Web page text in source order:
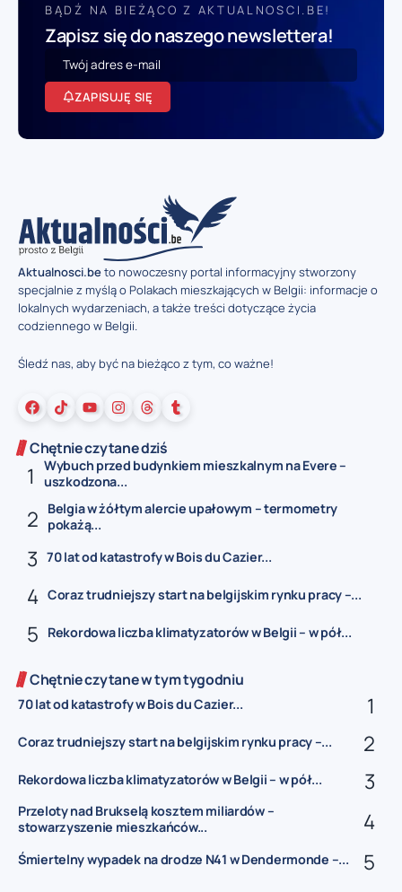
BĄDŹ NA BIEŻĄCO Z AKTUALNOSCI.BE!
Zapisz się do naszego newslettera!
ZAPISUJĘ SIĘ
Aktualnosci.beto nowoczesny portal informacyjny stworzony
specjalnie z myślą o Polakach mieszkających w Belgii: informacje o
lokalnych wydarzeniach, a także treści dotyczące życia
codziennego w Belgii.
Śledź nas, aby być na bieżąco z tym, co ważne!
Chętnie czytane dziś
Wybuch przed budynkiem mieszkalnym na Evere –
uszkodzona...
Belgia w żółtym alercie upałowym – termometry
pokażą...
70 lat od katastrofy w Bois du Cazier...
Coraz trudniejszy start na belgijskim rynku pracy –...
Rekordowa liczba klimatyzatorów w Belgii – w pół...
Chętnie czytane w tym tygodniu
70 lat od katastrofy w Bois du Cazier...
Coraz trudniejszy start na belgijskim rynku pracy –...
Rekordowa liczba klimatyzatorów w Belgii – w pół...
Przeloty nad Brukselą kosztem miliardów –
stowarzyszenie mieszkańców...
Śmiertelny wypadek na drodze N41 w Dendermonde –...